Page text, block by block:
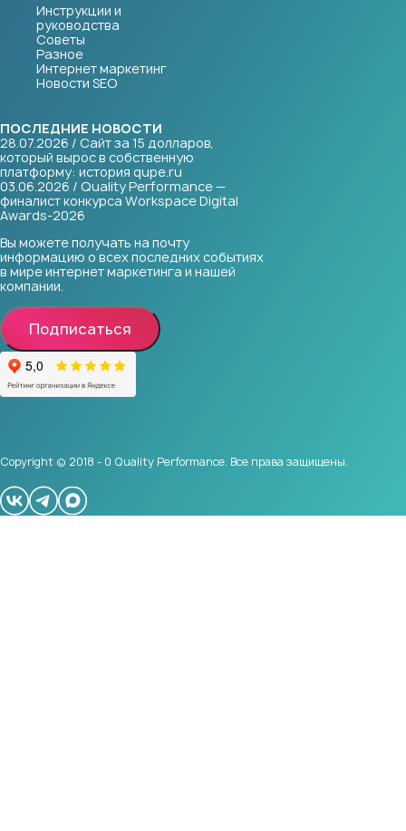
Инструкции и
руководства
Советы
Разное
Интернет маркетинг
Новости SEO
ПОСЛЕДНИЕ НОВОСТИ
28.07.2026 / Сайт за 15 долларов,
который вырос в собственную
платформу: история qupe.ru
03.06.2026 / Quality Performance —
финалист конкурса Workspace Digital
Awards-2026
Вы можете получать на почту
информацию о всех последних событиях
в мире интернет маркетинга и нашей
компании.
Подписаться
Copyright © 2018 - 0 Quality Performance. Все права защищены.